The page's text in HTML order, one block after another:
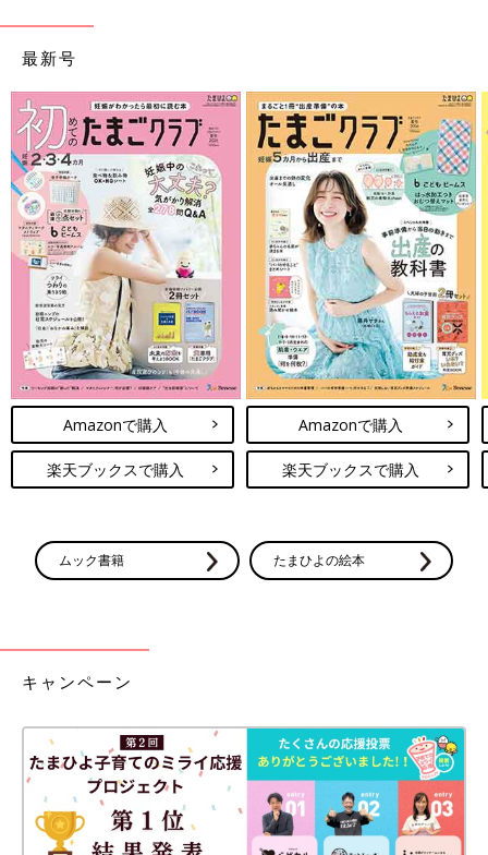
最新号
Amazonで購入
楽天ブックスで購入
Amazonで購入
楽天ブックスで購入
ムック書籍 たまひよの絵本
キャンペーン